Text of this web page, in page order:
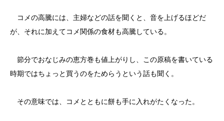
コメの高騰には、主婦などの話を聞くと、音を上げるほどだ
が、それに加えてコメ関係の食材も高騰している。
節分でおなじみの恵方巻も値上がりし、この原稿を書いている
時期ではちょっと買うのをためらうという話も聞く。
その意味では、コメとともに餅も手に入れがたくなった。